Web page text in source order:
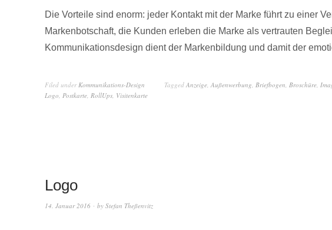
Die Vorteile sind enorm: jeder Kontakt mit der Marke führt zu einer
Markenbotschaft, die Kunden erleben die Marke als vertrauten
Kommunikationsdesign dient der Markenbildung und damit der
Filed underKommunikations-Design Tagged Anzeige, Außenwerbung, Briefbogen, Broschüre,
Logo, Postkarte, RollUps, Visitenkarte
Logo
14. Januar 2016 by Stefan Theßenvitz